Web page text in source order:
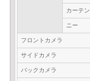
カーテン
ニー
フロントカメラ
サイドカメラ
バックカメラ